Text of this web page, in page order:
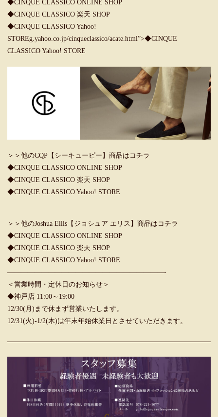
◆CINQUE CLASSICO ONLINE SHOP
◆CINQUE CLASSICO 楽天 SHOP
◆CINQUE CLASSICO Yahoo!
STOREg.yahoo.co.jp/cinqueclassico/acate.html”>◆CINQUE
CLASSICO Yahoo! STORE
＞＞他のCQP【シーキューピー】商品はコチラ
◆CINQUE CLASSICO ONLINE SHOP
◆CINQUE CLASSICO 楽天 SHOP
◆CINQUE CLASSICO Yahoo! STORE
＞＞他のJoshua Ellis【ジョシュア エリス】商品はコチラ
◆CINQUE CLASSICO ONLINE SHOP
◆CINQUE CLASSICO 楽天 SHOP
◆CINQUE CLASSICO Yahoo! STORE
———————————————————————-
＜営業時間・定休日のお知らせ＞
◆神戸店 11:00～19:00
12/30(月)まで休まず営業いたします。
12/31(火)-1/2(木)は年末年始休業日とさせていただきます。